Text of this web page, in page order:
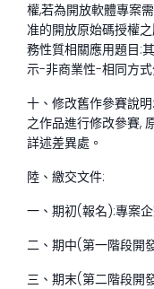
權,若為開放軟體專案
准的開放原始碼授權
務性質相關應用題目:
示-非商業性-相同方
十、修改舊作參賽說
之作品進行修改參賽,
詳述差異處。
陸、繳交文件:
一、期初(報名):專案企
二、期中(第一階段開
三、期末(第二階段開